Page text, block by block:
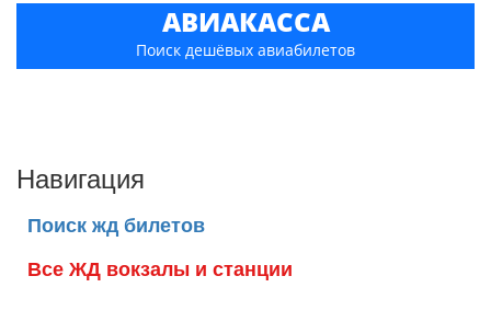
АВИАКАССА
Поиск дешёвых авиабилетов
Навигация
Поиск жд билетов
Все ЖД вокзалы и станции